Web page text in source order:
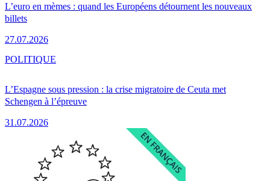
L’euro en mèmes : quand les Européens détournent les nouveaux
billets
27.07.2026
L’Espagne sous pression : la crise migratoire de Ceuta met
Schengen à l’épreuve
31.07.2026
POLITIQUE